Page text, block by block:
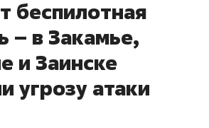
беспилотная
– в Закамье,
и Заинске
угрозу атаки